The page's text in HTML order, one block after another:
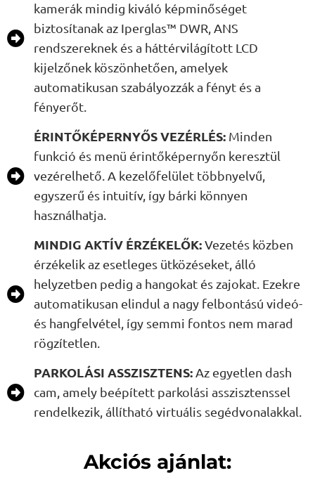
kamerák mindig kiváló képminőséget
biztosítanak az Iperglas™ DWR, ANS
rendszereknek és a háttérvilágított LCD
kijelzőnek köszönhetően, amelyek
automatikusan szabályozzák a fényt és a
fényerőt.
ÉRINTŐKÉPERNYŐS VEZÉRLÉS: Minden
funkció és menü érintőképernyőn keresztül
vezérelhető. A kezelőfelület többnyelvű,
egyszerű és intuitív, így bárki könnyen
használhatja.
MINDIG AKTÍV ÉRZÉKELŐK:Vezetés közben
érzékelik az esetleges ütközéseket, álló
helyzetben pedig a hangokat és zajokat. Ezekre
automatikusan elindul a nagy felbontású videó-
és hangfelvétel, így semmi fontos nem marad
rögzítetlen.
PARKOLÁSI ASSZISZTENS:Az egyetlen dash
cam, amely beépített parkolási asszisztenssel
rendelkezik, állítható virtuális segédvonalakkal.
Akciós ajánlat: